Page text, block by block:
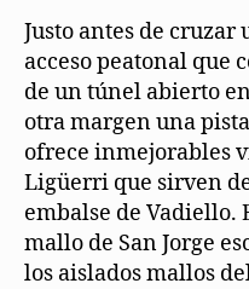
Justo antes de
acceso peatonal que
de un túnel abierto
otra margen una
ofrece inmejorables
Ligüerri que sirven
embalse de Vadiello.
mallo de San Jorge
los aislados mallos